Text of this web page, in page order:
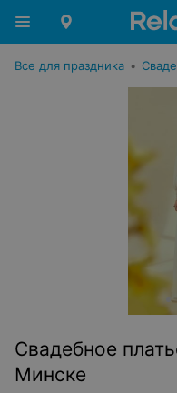
Все для праздника •
Свадебное
Минске